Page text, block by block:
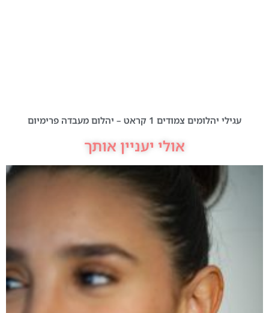
עגילי יהלומים צמודים 1 קראט – יהלום מעבדה פרימיום
אולי יעניין אותך